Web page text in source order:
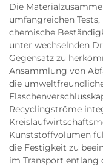
Die
umfangreichen
chemische
unter wechselnden
Gegensatz zu
Ansammlung von
die
Recyclingströme
Kunststoffvolumen
die Festigkeit zu
im Transport entlang